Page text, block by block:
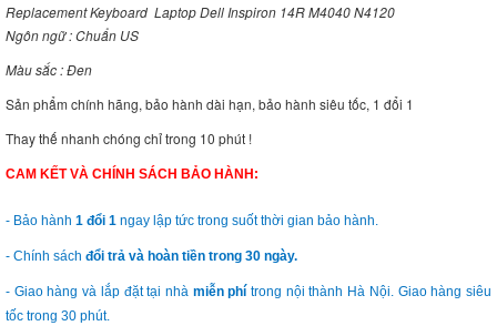
Replacement Keyboard Laptop Dell Inspiron 14R M4040 N4120
Ngôn ngữ : Chuẩn US
Màu sắc : Đen
Sản phẩm chính hãng, bảo hành dài hạn, bảo hành siêu tốc, 1 đổi 1
Thay thế nhanh chóng chỉ trong 10 phút !
CAM KẾT VÀ CHÍNH SÁCH BẢO HÀNH:
- Bảo hành 1 đổi 1 ngay lập tức trong suốt thời gian bảo hành.
- Chính sách đổi trả và hoàn tiền trong 30 ngày.
- Giao hàng và lắp đặt tại nhà miễn phí trong nội thành Hà Nội. Giao hàng siêu
tốc trong 30 phút.